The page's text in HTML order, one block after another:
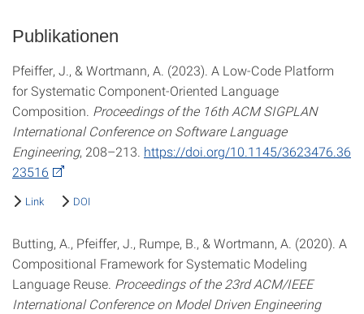
Publikationen
Pfeiffer, J., & Wortmann, A. (2023). A Low-Code Platform
for Systematic Component-Oriented Language
Composition. Proceedings of the 16th ACM SIGPLAN
International Conference on Software Language
Engineering, 208–213. https://doi.org/10.1145/3623476.36
23516
Link DOI
Butting, A., Pfeiffer, J., Rumpe, B., & Wortmann, A. (2020). A
Compositional Framework for Systematic Modeling
Language Reuse. Proceedings of the 23rd ACM/IEEE
International Conference on Model Driven Engineering